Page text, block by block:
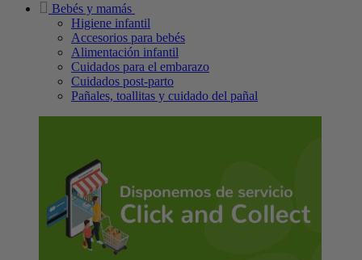
Bebés y mamás
Higiene infantil
Accesorios para bebés
Alimentación infantil
Cuidados para el embarazo
Cuidados post-parto
Pañales, toallitas y cuidado del pañal